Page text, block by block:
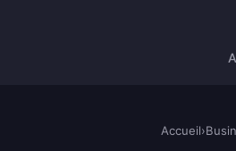
Accueil›